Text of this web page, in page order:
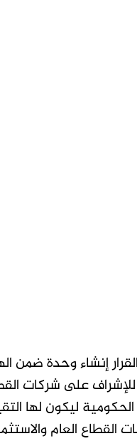
إنشاء وحدة ضمن
للإشراف على شركات
الحكومية ليكون لها
القطاع العام